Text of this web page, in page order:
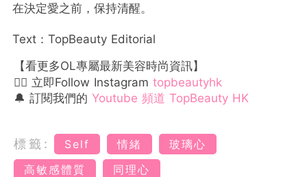
在決定愛之前，保持清醒。
Text：TopBeauty Editorial
【看更多OL專屬最新美容時尚資訊】
👉🏻 立即Follow Instagram topbeautyhk
🔔 訂閱我們的 Youtube 頻道 TopBeauty HK
標籤: Self 情緒
玻璃心
高敏感體質
同理心